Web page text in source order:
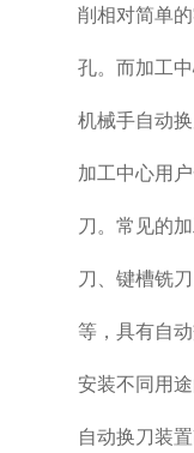
削相对简单
孔。而加工
机械手自动
加工中心用
刀。常见的
刀、键槽铣
等，具有自
安装不同用
自动换刀装